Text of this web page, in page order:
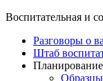
Воспитательная и
Разговоры о
Штаб
Образцы